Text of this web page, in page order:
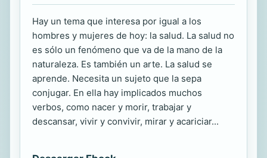
Hay un tema que interesa por igual a los
hombres y mujeres de hoy: la salud. La salud no
es sólo un fenómeno que va de la mano de la
naturaleza. Es también un arte. La salud se
aprende. Necesita un sujeto que la sepa
conjugar. En ella hay implicados muchos
verbos, como nacer y morir, trabajar y
descansar, vivir y convivir, mirar y acariciar...